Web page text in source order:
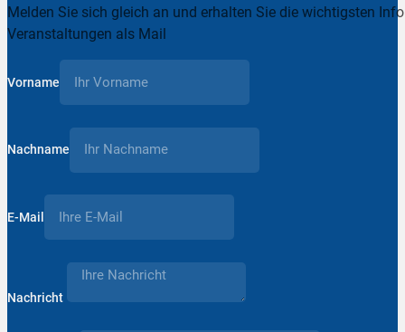
Melden Sie sich gleich an und erhalten Sie die wichtigsten
Veranstaltungen als Mail
Vorname
Nachname
E-Mail
Nachricht